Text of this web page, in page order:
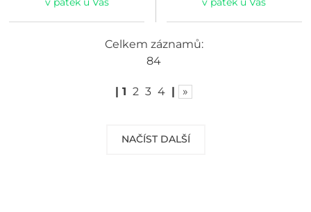
NAČÍST DALŠÍ
Celkem záznamů:
84
| 1 2 3 4 | »